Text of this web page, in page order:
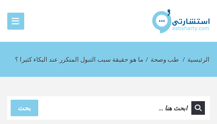
الرئيسية / طب وصحة / ما هو حقيقة سبب التبول المتكرر عند البكاء كثيرا ؟
بحث